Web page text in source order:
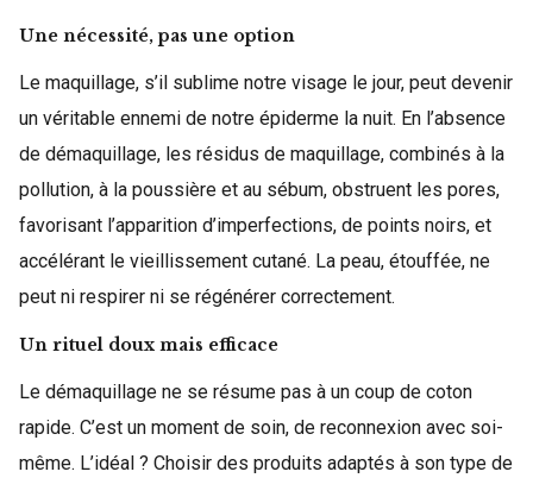
Une nécessité, pas une option
Le maquillage, s’il sublime notre visage le jour, peut devenir
un véritable ennemi de notre épiderme la nuit. En l’absence
de démaquillage, les résidus de maquillage, combinés à la
pollution, à la poussière et au sébum, obstruent les pores,
favorisant l’apparition d’imperfections, de points noirs, et
accélérant le vieillissement cutané. La peau, étouffée, ne
peut ni respirer ni se régénérer correctement.
Un rituel doux mais efficace
Le démaquillage ne se résume pas à un coup de coton
rapide. C’est un moment de soin, de reconnexion avec soi-
même. L’idéal ? Choisir des produits adaptés à son type de